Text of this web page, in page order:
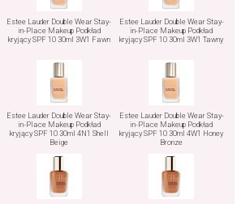
Estee Lauder Double Wear Stay-
in-Place Makeup Podkład
kryjący SPF 10 30ml 3W1 Fawn
Estee Lauder Double Wear Stay-
in-Place Makeup Podkład
kryjący SPF 10 30ml 3W1 Tawny
Estee Lauder Double Wear Stay-
in-Place Makeup Podkład
kryjący SPF 10 30ml 4N1 Shell
Beige
Estee Lauder Double Wear Stay-
in-Place Makeup Podkład
kryjący SPF 10 30ml 4W1 Honey
Bronze